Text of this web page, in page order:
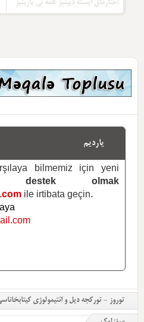
یاردیم
bilmemiz için yeni
destek olmak
ile irtibata geçin.
توروز - تورکجه دیل و ائتیمولوژی